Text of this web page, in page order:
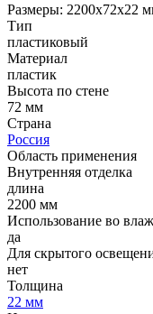
Размеры: 2200х72х22
Тип
пластиковый
Материал
пластик
Высота по стене
72 мм
Страна
Россия
Область применения
Внутренняя отделка
длина
2200 мм
Использование во
да
Для скрытого
нет
Толщина
22 мм